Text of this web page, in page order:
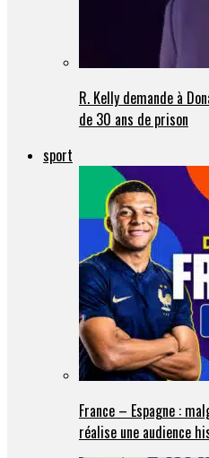
R. Kelly demande à
de 30 ans de prison
sport
France – Espagne :
réalise une audience